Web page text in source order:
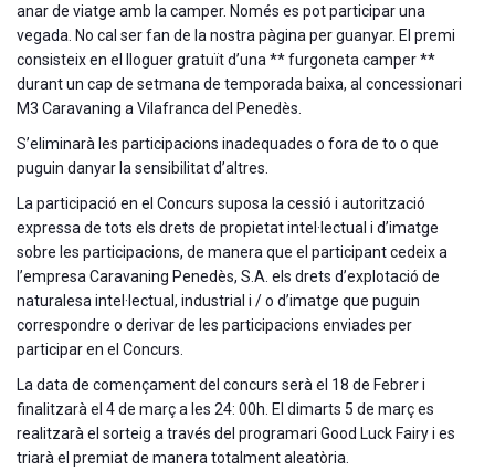
anar de viatge amb la camper. Només es pot participar una
vegada. No cal ser fan de la nostra pàgina per guanyar. El premi
consisteix en el lloguer gratuït d’una ** furgoneta camper **
durant un cap de setmana de temporada baixa, al concessionari
M3 Caravaning a Vilafranca del Penedès.
S’eliminarà les participacions inadequades o fora de to o que
puguin danyar la sensibilitat d’altres.
La participació en el Concurs suposa la cessió i autorització
expressa de tots els drets de propietat intel·lectual i d’imatge
sobre les participacions, de manera que el participant cedeix a
l’empresa Caravaning Penedès, S.A. els drets d’explotació de
naturalesa intel·lectual, industrial i / o d’imatge que puguin
correspondre o derivar de les participacions enviades per
participar en el Concurs.
La data de començament del concurs serà el 18 de Febrer i
finalitzarà el 4 de març a les 24: 00h. El dimarts 5 de març es
realitzarà el sorteig a través del programari Good Luck Fairy i es
triarà el premiat de manera totalment aleatòria.